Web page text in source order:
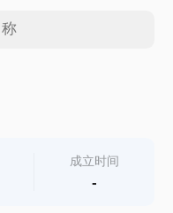
成立时间
-